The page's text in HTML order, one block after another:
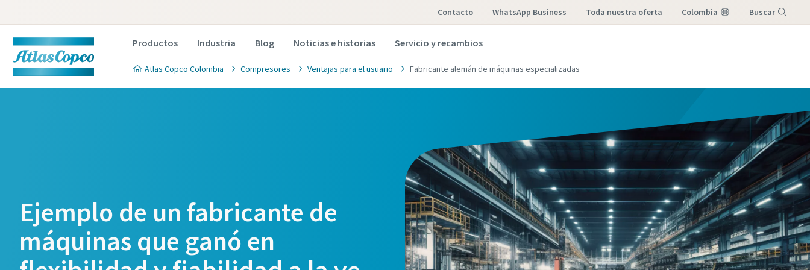
Contacto WhatsApp Business toda nuestra oferta Colombia Buscar
Productos Industria Blog Noticias e historias Servicio y recambios
Atlas Copco Colombia Compresores Ventajas para el usuario Fabricante alemán de máquinas especializadas
Ejemplo de un fabricante de
máquinas que ganó en